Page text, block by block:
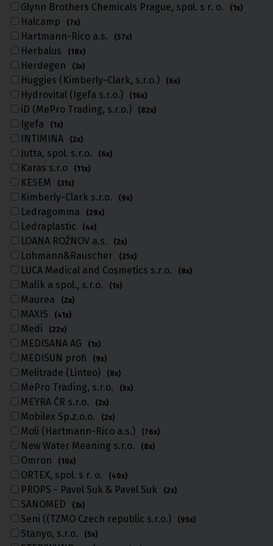
Punčochy,
ponožky
Antitrombotické punčochy
Preventivní a podpůrné punčochy
Zdravotní kompresivní punčochy
Navlékače punčoch
Zdravotní ponožky
Stahovací prádlo
Doplňkový sortiment punčoch
Kompresní podkolenky
Zdravotní kompresivní punčochy
II. kompresní třída
Doplňkový sortiment punčoch
Pomůcky pro
sebeobsluhu
Toaletní křesla
Mechanické invalidní vozíky
Pomůcky pro seniory
Chodítka pro seniory
Pomůcky do koupelny a wc
Glynn Brothers Chemicals Prague, spol. s r. o. (1x)
Halcamp (7x)
Hartmann-Rico a.s. (57x)
Herbalus (18x)
Herdegen (3x)
Huggies (Kimberly-Clark, s.r.o.) (6x)
Hydrovital (Igefa s.r.o.) (16x)
iD (MePro Trading, s.r.o.) (82x)
Igefa (1x)
INTIMINA (2x)
Jutta, spol. s.r.o. (6x)
Karas s.r.o (11x)
KESEM (31x)
Kimberly-Clark s.r.o. (9x)
Ledragomma (28x)
Ledraplastic (4x)
LOANA ROŽNOV a.s. (2x)
Lohmann&Rauscher (25x)
LUCA Medical and Cosmetics s.r.o. (8x)
Malík a spol., s.r.o. (1x)
Maurea (2x)
MAXIS (41x)
Medi (22x)
MEDISANA AG (1x)
MEDISUN profi (9x)
Melitrade (Linteo) (8x)
MePro Trading, s.r.o. (5x)
MEYRA ČR s.r.o. (2x)
Mobilex Sp.z.o.o. (2x)
Moli (Hartmann-Rico a.s.) (76x)
New Water Meaning s.r.o. (8x)
Omron (10x)
ORTEX, spol. s r. o. (40x)
PROPS - Pavel Suk & Pavel Suk (2x)
SANOMED (3x)
Seni ((TZMO Czech republic s.r.o.) (95x)
Stanyo, s.r.o. (5x)